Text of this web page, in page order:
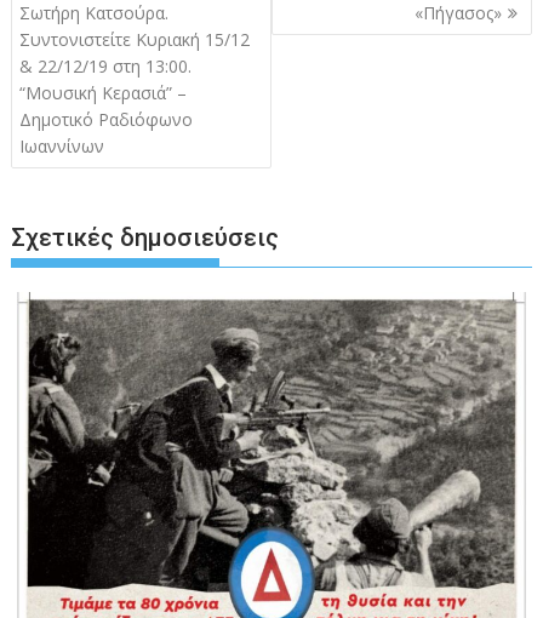
Σωτήρη Κατσούρα.
Συντονιστείτε Κυριακή 15/12
& 22/12/19 στη 13:00.
“Μουσική Κερασιά” –
Δημοτικό Ραδιόφωνο
Ιωαννίνων
«Πήγασος»
Σχετικές δημοσιεύσεις